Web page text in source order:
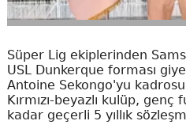
Süper Lig ekiplerinden
USL Dunkerque forması
Antoine Sekongo'yu
Kırmızı-beyazlı kulüp, genç
kadar geçerli 5 yıllık